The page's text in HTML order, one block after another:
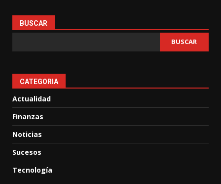
BUSCAR
BUSCAR
CATEGORIA
Actualidad
Finanzas
Noticias
Sucesos
Tecnología